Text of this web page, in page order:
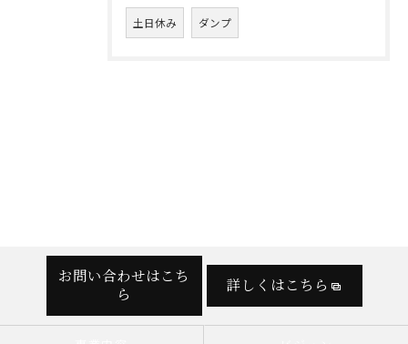
土日休み ダンプ
お問い合わせはこち
ら
詳しくはこちら